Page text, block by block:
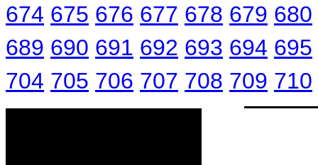
674 675 676 677 678 679 680
689 690 691 692 693 694 695
704 705 706 707 708 709 710